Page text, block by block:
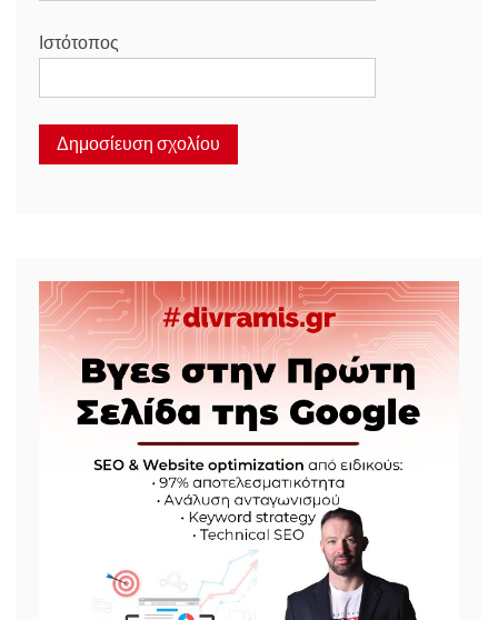
Ιστότοπος